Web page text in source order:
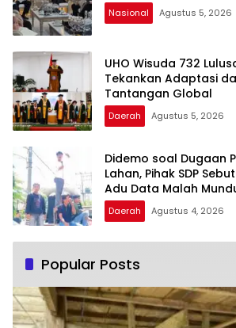
Nasional Agustus 5, 2026
UHO Wisuda 732
Tekankan Adaptasi
Tantangan Global
Daerah Agustus 5, 2026
Didemo soal Dugaan
Lahan, Pihak SDP
Adu Data Malah
Daerah Agustus 4, 2026
Popular Posts